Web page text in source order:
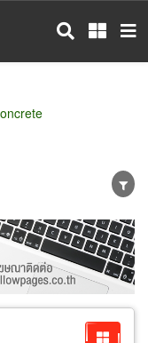
ตัวแทนจัดจำหน่าย